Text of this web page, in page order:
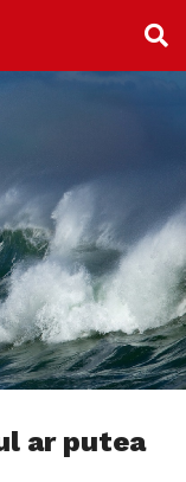
ar putea